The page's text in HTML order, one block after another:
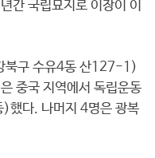
간 국립묘지로 이장이 이
북구 수유4동 산127-1)
중국 지역에서 독립운동
했다. 나머지 4명은 광복